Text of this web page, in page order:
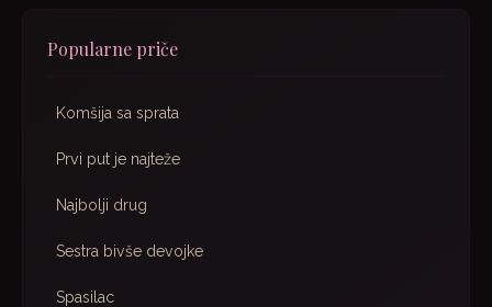
Popularne priče
Komšija sa sprata
Prvi put je najteže
Najbolji drug
Sestra bivše devojke
Spasilac